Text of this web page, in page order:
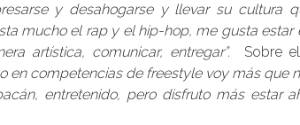
y desahogarse y llevar su cultura
mucho el rap y el hip-hop, me gusta estar
artística, comunicar, entregar”.Sobre el
en competencias de freestyle voy más que
entretenido, pero disfruto más estar